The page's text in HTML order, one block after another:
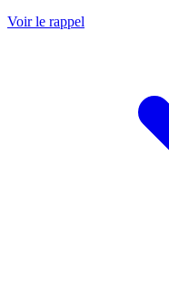
Voir le rappel